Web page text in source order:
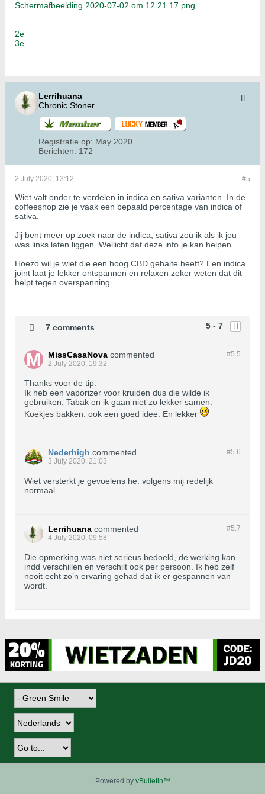
Schermafbeelding 2020-07-02 om 12.21.17.png
2e
3e
Lerrihuana
Chronic Stoner
Registratie op: May 2020
Berichten: 172
#5
2 July 2020, 13:12
Wiet valt onder te verdelen in indica en sativa varianten. In de
coffeeshop zie je vaak een bepaald percentage van indica of
sativa.
Jij bent meer op zoek naar de indica, sativa zou ik als ik jou
was links laten liggen. Wellicht dat deze info je kan helpen.
Hoezo wil je wiet die een hoog CBD gehalte heeft? Een indica
joint laat je lekker ontspannen en relaxen zeker weten dat dit
helpt tegen overspanning
5 - 7
7 comments
#5.5
MissCasaNova commented
2 July 2020, 19:32
Thanks voor de tip.
Ik heb een vaporizer voor kruiden dus die wilde ik
gebruiken. Tabak en ik gaan niet zo lekker samen.
Koekjes bakken: ook een goed idee. En lekker
#5.6
Nederhigh commented
3 July 2020, 21:03
Wiet versterkt je gevoelens he. volgens mij redelijk
normaal.
#5.7
Lerrihuana commented
4 July 2020, 09:58
Die opmerking was niet serieus bedoeld, de werking kan
indd verschillen en verschilt ook per persoon. Ik heb zelf
nooit echt zo’n ervaring gehad dat ik er gespannen van
wordt.
Powered by vBulletin™